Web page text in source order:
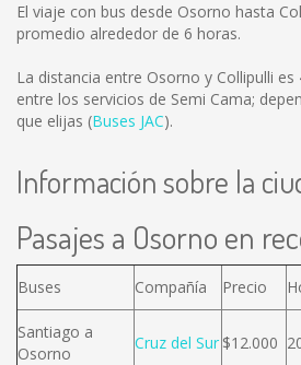
El viaje con bus desde Osorno hasta
promedio alrededor de 6 horas.
La distancia entre Osorno y Collipulli es
entre los servicios de Semi Cama;
que elijas (Buses JAC).
Información sobre la
Pasajes a Osorno en
Buses Compañía Precio
Santiago a
Osorno
Cruz del Sur $12.000